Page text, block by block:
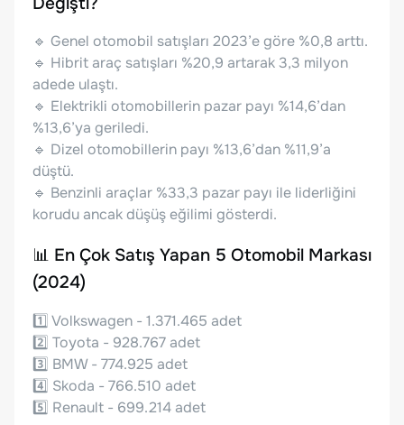
🔹 Genel otomobil satışları 2023’e göre %0,8 arttı.
🔹 Hibrit araç satışları %20,9 artarak 3,3 milyon
adede ulaştı.
🔹 Elektrikli otomobillerin pazar payı %14,6’dan
%13,6’ya geriledi.
🔹 Dizel otomobillerin payı %13,6’dan %11,9’a
düştü.
🔹 Benzinli araçlar %33,3 pazar payı ile liderliğini
korudu ancak düşüş eğilimi gösterdi.
📊 En Çok Satış Yapan 5 Otomobil Markası
(2024)
1️⃣ Volkswagen - 1.371.465 adet
2️⃣ Toyota - 928.767 adet
3️⃣ BMW - 774.925 adet
4️⃣ Skoda - 766.510 adet
5️⃣ Renault - 699.214 adet